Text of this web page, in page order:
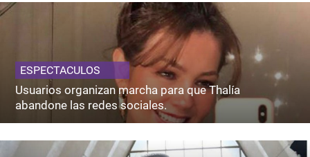
ESPECTACULOS
Usuarios organizan marcha para que Thalía
abandone las redes sociales.